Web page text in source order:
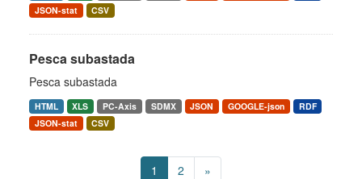
JSON-stat
CSV
Pesca subastada
Pesca subastada
HTML XLS PC-Axis SDMX JSON GOOGLE-json
RDF
JSON-stat
CSV
1 2 »